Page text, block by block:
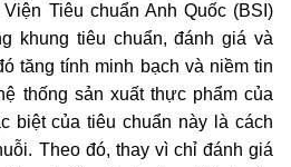
Tiêu chuẩn Anh Quốc (BSI)
khung tiêu chuẩn, đánh giá và
tăng tính minh bạch và niềm tin
thống sản xuất thực phẩm của
biệt của tiêu chuẩn này là cách
Theo đó, thay vì chỉ đánh giá